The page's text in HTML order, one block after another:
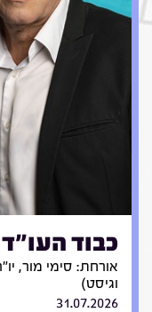
כבוד העו"ד -
אורחת: סימי מור,
וגיסט)
31.07.2026